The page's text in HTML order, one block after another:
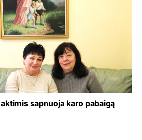
sapnuoja karo pabaigą